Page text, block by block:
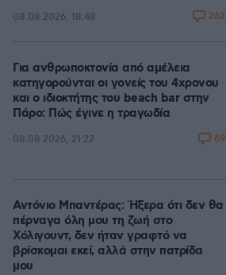
08.08.2026, 18:48 262
Για ανθρωποκτονία από αμέλεια
κατηγορούνται οι γονείς του 4χρονου
και ο ιδιοκτήτης του beach bar στην
Πάρο: Πώς έγινε η τραγωδία
08.08.2026, 21:22 69
Αντόνιο Μπαντέρας: Ήξερα ότι δεν θα
πέρναγα όλη μου τη ζωή στο
Χόλιγουντ, δεν ήταν γραφτό να
βρίσκομαι εκεί, αλλά στην πατρίδα
μου